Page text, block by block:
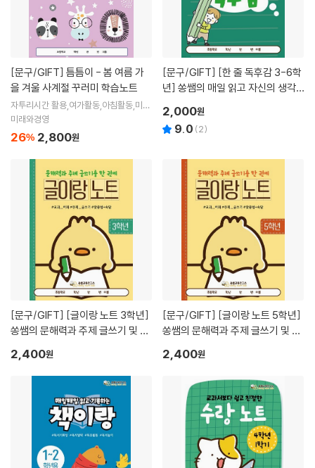
[문구/GIFT]
을 겨울 사계절 꾸러미 학습노트
자투리시간 활용,여가활동,아침활동,미술
시간,심심할 때,지루할 때,이종대왕팀,선
미래와경영
26% 2,800원
[문구/GIFT]
년] 쏭쌤의 매일 읽고 자신의 생각
쌤교육연구소
2,000원
9.0 (2)
[문구/GIFT]
쏭쌤의 문해력과 주제 글쓰기 및 교
쌤교육연구소
2,400원
[문구/GIFT]
쏭쌤의 문해력과 주제 글쓰기 및 교
쌤교육연구소
2,400원